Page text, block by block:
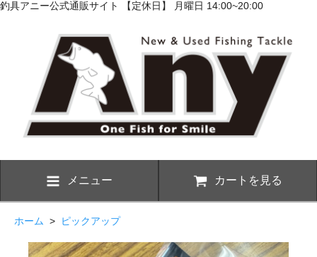
釣具アニー公式通販サイト 【定休日】 月曜日 14:00~20:00
メニュー カートを見る
ホーム > ピックアップ